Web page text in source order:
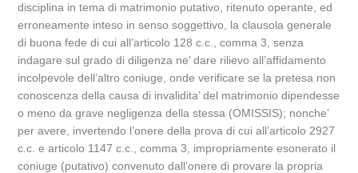
disciplina in tema di matrimonio putativo, ritenuto operante, ed
erroneamente inteso in senso soggettivo, la clausola generale
di buona fede di cui all’articolo 128 c.c., comma 3, senza
indagare sul grado di diligenza ne’ dare rilievo all’affidamento
incolpevole dell’altro coniuge, onde verificare se la pretesa non
conoscenza della causa di invalidita’ del matrimonio dipendesse
o meno da grave negligenza della stessa (OMISSIS); nonche’
per avere, invertendo l’onere della prova di cui all’articolo 2927
c.c. e articolo 1147 c.c., comma 3, impropriamente esonerato il
coniuge (putativo) convenuto dall’onere di provare la propria